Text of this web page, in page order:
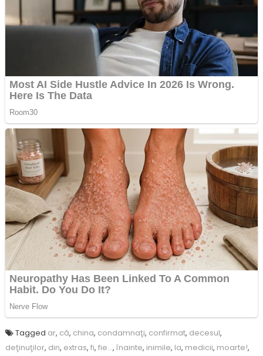
Tagged ar, că, china, condamnaţi, confirmat, decesul,
deţinuţilor, din, extras, fi, fie…, înainte, inimile, la, medicii, moarte!,